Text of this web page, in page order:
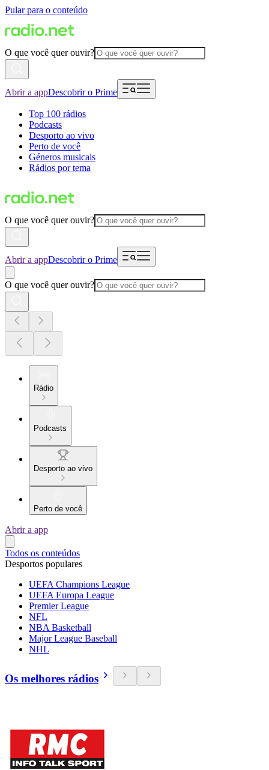
Pular para o conteúdo
O que você quer ouvir?
Abrir a appDescobrir o Prime
Top 100 rádios
Podcasts
Desporto ao vivo
Perto de você
Géneros musicais
Rádios por tema
O que você quer ouvir?
Abrir a appDescobrir o Prime
O que você quer ouvir?
Rádio
Podcasts
Desporto ao vivo
Perto de você
Abrir a app
Todos os conteúdos
Desportos populares
UEFA Champions League
UEFA Europa League
Premier League
NFL
NBA Basketball
Major League Baseball
NHL
Os melhores rádios